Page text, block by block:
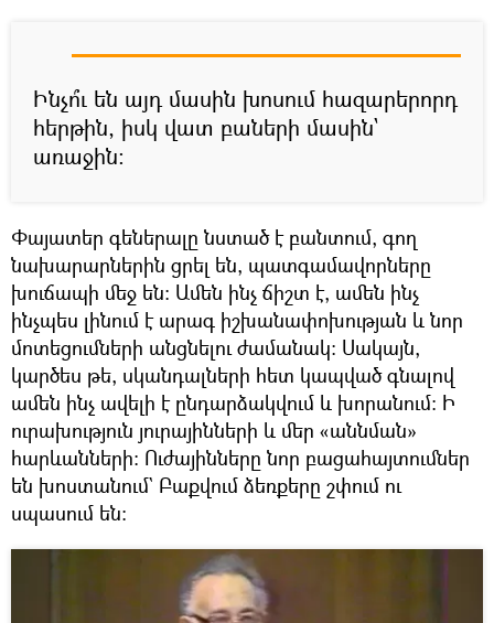
Ինչո՞ւ են այդ մասին խոսում հազարերորդ
հերթին, իսկ վատ բաների մասին`
առաջին։
Փայատեր գեներալը նստած է բանտում, գող
նախարարներին ցրել են, պատգամավորները
խուճապի մեջ են։ Ամեն ինչ ճիշտ է, ամեն ինչ
ինչպես լինում է արագ իշխանափոխության և նոր
մոտեցումների անցնելու ժամանակ: Սակայն,
կարծես թե, սկանդալների հետ կապված գնալով
ամեն ինչ ավելի է ընդարձակվում և խորանում։ Ի
ուրախություն յուրայինների և մեր «աննման»
հարևանների։ Ուժայինները նոր բացահայտումներ
են խոստանում` Բաքվում ձեռքերը շփում ու
սպասում են։